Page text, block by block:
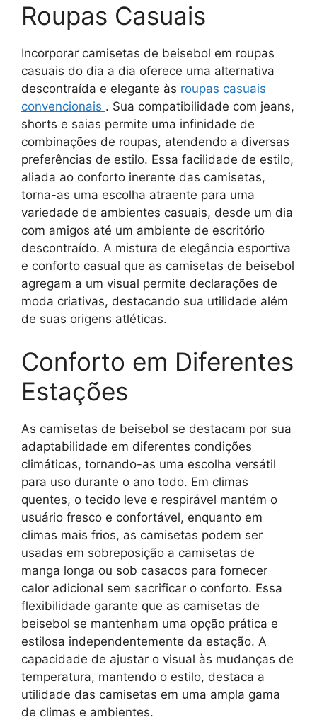
Roupas Casuais
Incorporar camisetas de beisebol em roupas
casuais do dia a dia oferece uma alternativa
descontraída e elegante às roupas casuais
convencionais . Sua compatibilidade com jeans,
shorts e saias permite uma infinidade de
combinações de roupas, atendendo a diversas
preferências de estilo. Essa facilidade de estilo,
aliada ao conforto inerente das camisetas,
torna-as uma escolha atraente para uma
variedade de ambientes casuais, desde um dia
com amigos até um ambiente de escritório
descontraído. A mistura de elegância esportiva
e conforto casual que as camisetas de beisebol
agregam a um visual permite declarações de
moda criativas, destacando sua utilidade além
de suas origens atléticas.
Conforto em Diferentes
Estações
As camisetas de beisebol se destacam por sua
adaptabilidade em diferentes condições
climáticas, tornando-as uma escolha versátil
para uso durante o ano todo. Em climas
quentes, o tecido leve e respirável mantém o
usuário fresco e confortável, enquanto em
climas mais frios, as camisetas podem ser
usadas em sobreposição a camisetas de
manga longa ou sob casacos para fornecer
calor adicional sem sacrificar o conforto. Essa
flexibilidade garante que as camisetas de
beisebol se mantenham uma opção prática e
estilosa independentemente da estação. A
capacidade de ajustar o visual às mudanças de
temperatura, mantendo o estilo, destaca a
utilidade das camisetas em uma ampla gama
de climas e ambientes.